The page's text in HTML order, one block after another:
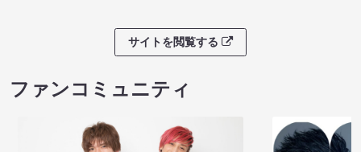
サイトを閲覧する
ファンコミュニティ